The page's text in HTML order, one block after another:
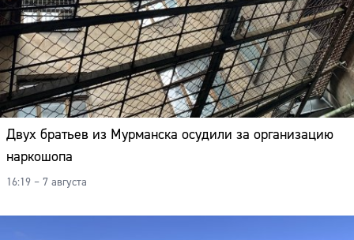
Двух братьев из Мурманска осудили за организацию
наркошопа
16:19 – 7 августа